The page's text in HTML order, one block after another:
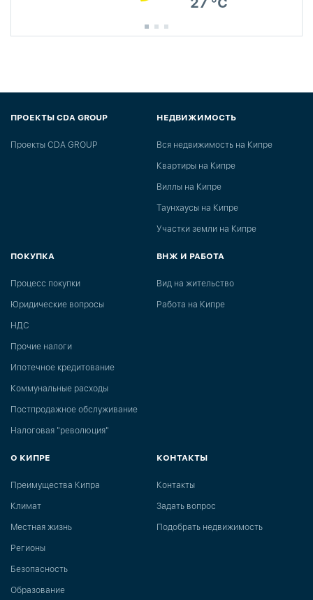
ПРОЕКТЫ CDA GROUP
Проекты CDA GROUP
НЕДВИЖИМОСТЬ
Вся недвижимость на Кипре
Квартиры на Кипре
Виллы на Кипре
Таунхаусы на Кипре
Участки земли на Кипре
ПОКУПКА
Процесс покупки
Юридические вопросы
НДС
Прочие налоги
Ипотечное кредитование
Коммунальные расходы
Постпродажное обслуживание
Налоговая "революция"
ВНЖ И РАБОТА
Вид на жительство
Работа на Кипре
О КИПРЕ
Преимущества Кипра
Климат
Местная жизнь
Регионы
Безопасность
Образование
КОНТАКТЫ
Контакты
Задать вопрос
Подобрать недвижимость